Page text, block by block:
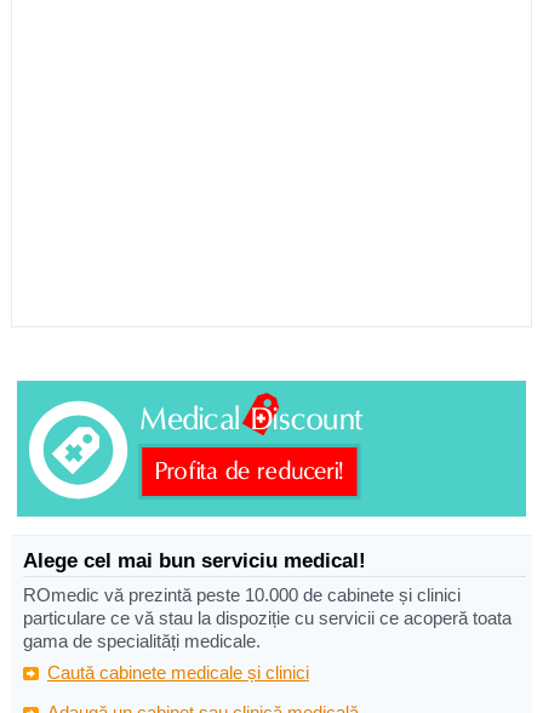
Alege cel mai bun serviciu medical!
ROmedic vă prezintă peste 10.000 de cabinete și clinici
particulare ce vă stau la dispoziție cu servicii ce acoperă toata
gama de specialități medicale.
Caută cabinete medicale și clinici